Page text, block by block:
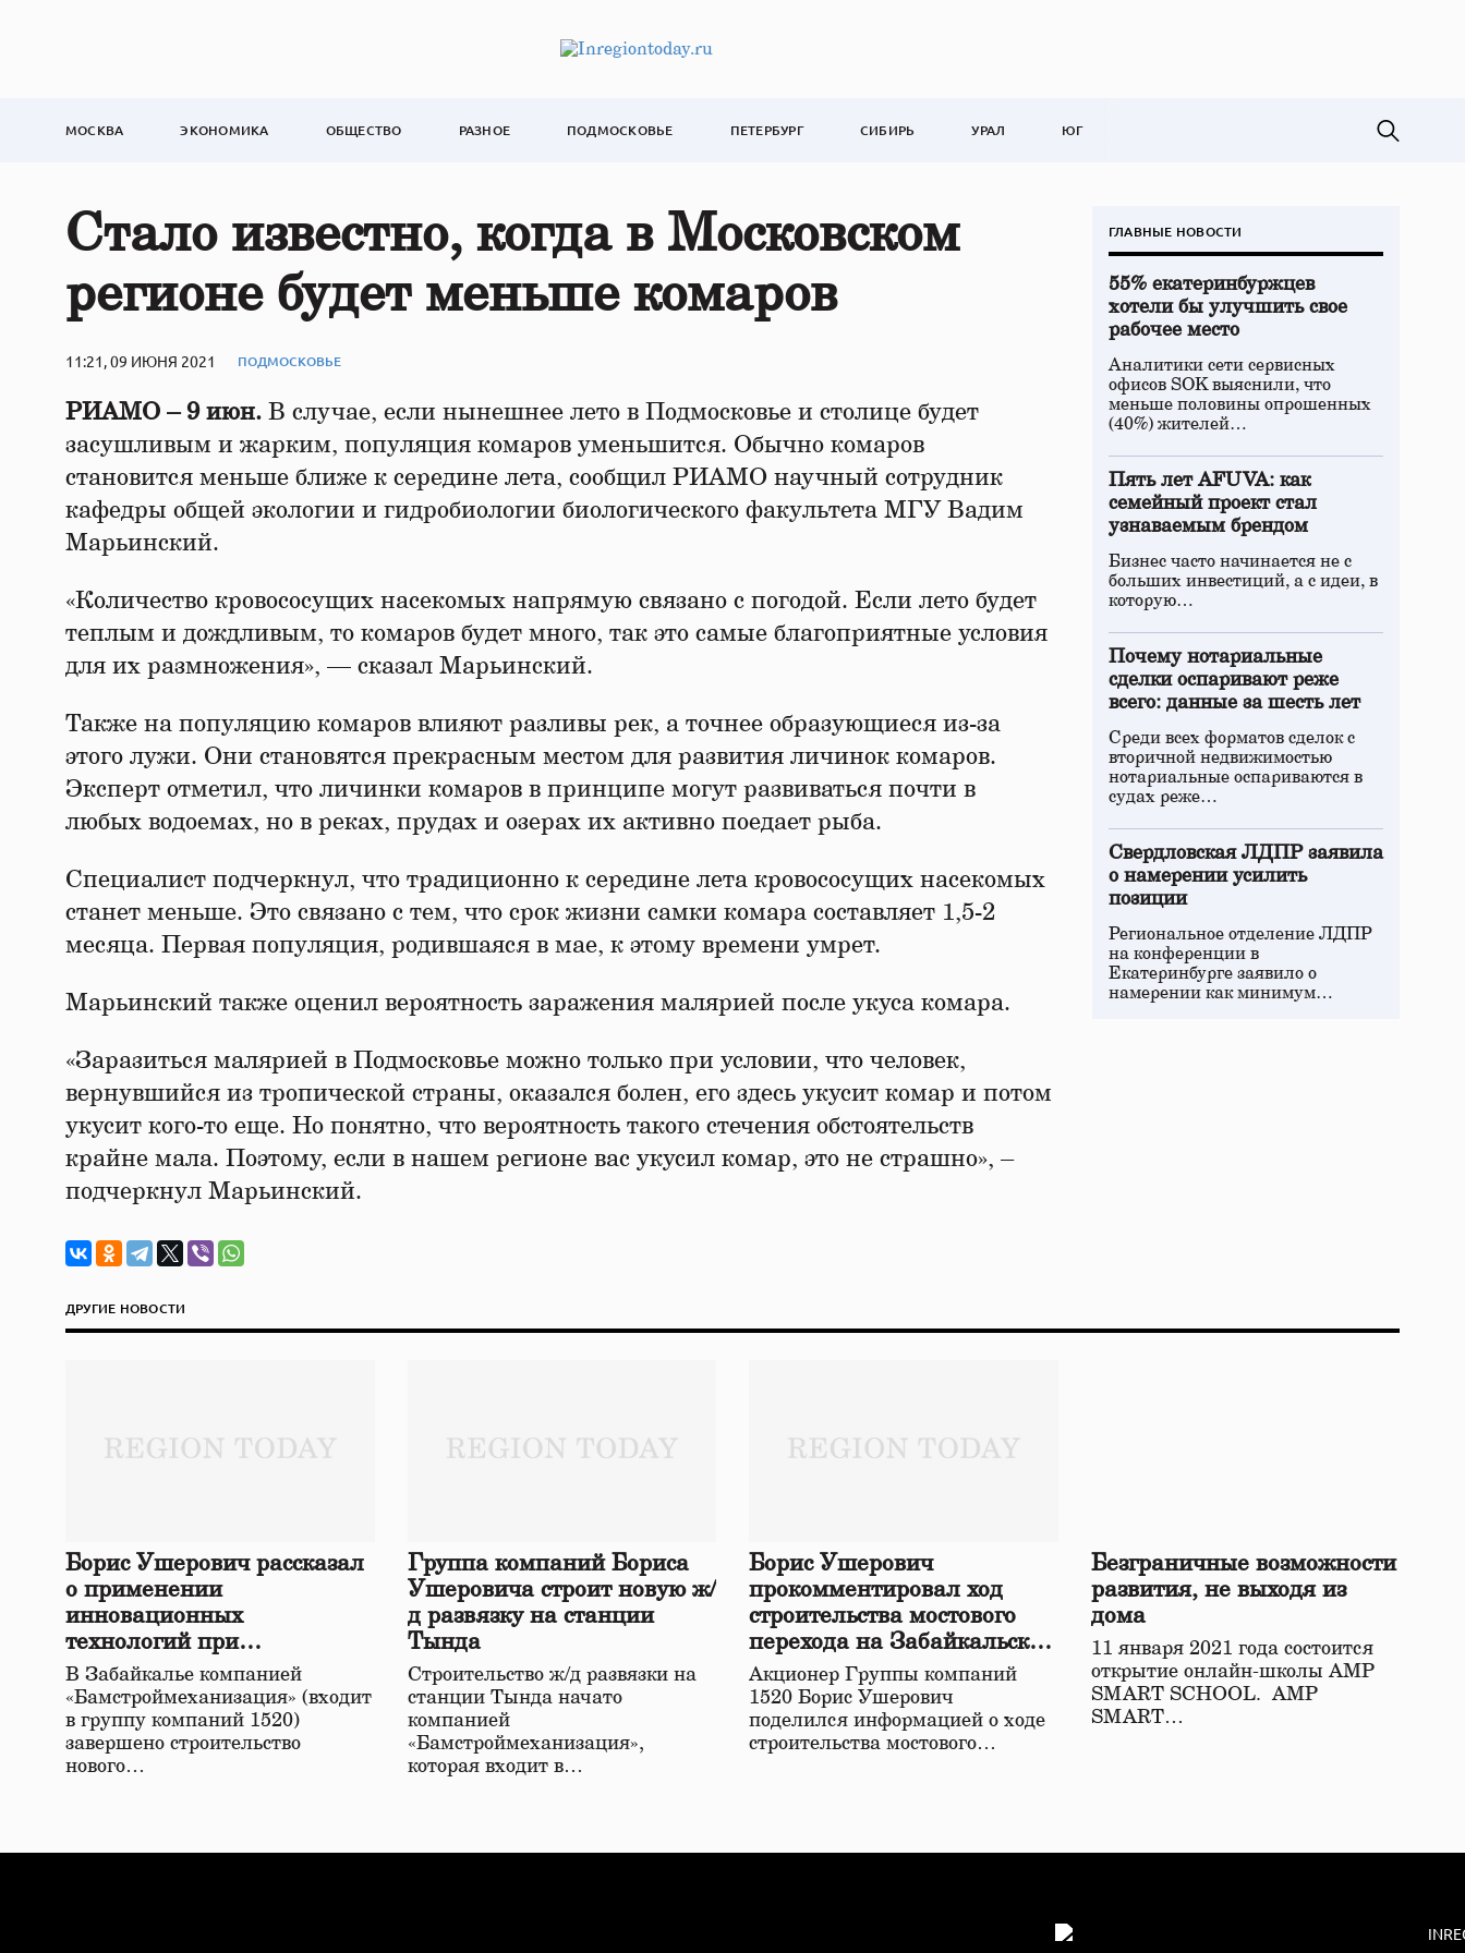
МОСКВА ЭКОНОМИКА ОБЩЕСТВО РАЗНОЕ ПОДМОСКОВЬЕ ПЕТЕРБУРГ СИБИРЬ УРАЛ ЮГ
Стало известно, когда в Московском
регионе будет меньше комаров
11:21, 09 ИЮНЯ 2021 ПОДМОСКОВЬЕ
РИАМО – 9 июн. В случае, если нынешнее лето в Подмосковье и столице будет
засушливым и жарким, популяция комаров уменьшится. Обычно комаров
становится меньше ближе к середине лета, сообщил РИАМО научный сотрудник
кафедры общей экологии и гидробиологии биологического факультета МГУ Вадим
Марьинский.
«Количество кровососущих насекомых напрямую связано с погодой. Если лето будет
теплым и дождливым, то комаров будет много, так это самые благоприятные условия
для их размножения», — сказал Марьинский.
Также на популяцию комаров влияют разливы рек, а точнее образующиеся из-за
этого лужи. Они становятся прекрасным местом для развития личинок комаров.
Эксперт отметил, что личинки комаров в принципе могут развиваться почти в
любых водоемах, но в реках, прудах и озерах их активно поедает рыба.
Специалист подчеркнул, что традиционно к середине лета кровососущих насекомых
станет меньше. Это связано с тем, что срок жизни самки комара составляет 1,5-2
месяца. Первая популяция, родившаяся в мае, к этому времени умрет.
Марьинский также оценил вероятность заражения малярией после укуса комара.
«Заразиться малярией в Подмосковье можно только при условии, что человек,
вернувшийся из тропической страны, оказался болен, его здесь укусит комар и потом
укусит кого-то еще. Но понятно, что вероятность такого стечения обстоятельств
крайне мала. Поэтому, если в нашем регионе вас укусил комар, это не страшно», –
подчеркнул Марьинский.
ГЛАВНЫЕ НОВОСТИ
55% екатеринбуржцев
хотели бы улучшить свое
рабочее место
Аналитики сети сервисных
офисов SOK выяснили, что
меньше половины опрошенных
(40%) жителей…
Пять лет AFUVA: как
семейный проект стал
узнаваемым брендом
Бизнес часто начинается не с
больших инвестиций, а с идеи, в
которую…
Почему нотариальные
сделки оспаривают реже
всего: данные за шесть лет
Среди всех форматов сделок с
вторичной недвижимостью
нотариальные оспариваются в
судах реже…
Свердловская ЛДПР заявила
о намерении усилить
позиции
Региональное отделение ЛДПР
на конференции в
Екатеринбурге заявило о
намерении как минимум…
ДРУГИЕ НОВОСТИ
Борис Ушерович рассказал
о применении
инновационных
технологий при
строительстве нового моста
в Забайкалье
В Забайкалье компанией
«Бамстроймеханизация» (входит
в группу компаний 1520)
завершено строительство
нового…
Группа компаний Бориса
Ушеровича строит новую ж/
д развязку на станции
Тында
Строительство ж/д развязки на
станции Тында начато
компанией
«Бамстроймеханизация»,
которая входит в…
Борис Ушерович
прокомментировал ход
строительства мостового
перехода на Забайкальской
железной дороге
Акционер Группы компаний
1520 Борис Ушерович
поделился информацией о ходе
строительства мостового…
Безграничные возможности
развития, не выходя из
дома
11 января 2021 года состоится
открытие онлайн-школы АМР
SMART SCHOOL. АМР
SMART…